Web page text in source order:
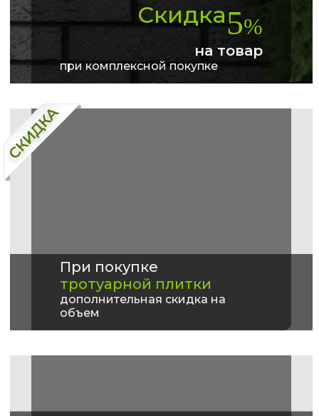
Скидка5%
на товар
при комплексной покупке
При покупке
тротуарной плитки
дополнительная скидка на
объем